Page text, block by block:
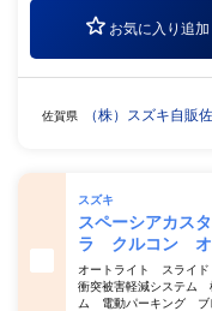
お気に入り追加
佐賀県 （株）スズキ自
スズキ
スペーシアカス
ラ クルコン オ
オートライト スライ
衝突被害軽減システム
ム 電動パーキング ブ